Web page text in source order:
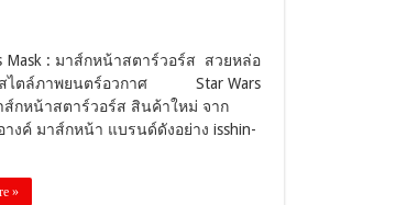
Mask : มาส์กหน้าสตาร์วอร์ส สวยหล่อ
สไตล์ภาพยนตร์อวกาศ Star Wars
ส์กหน้าสตาร์วอร์ส สินค้าใหม่ จาก
างค์ มาส์กหน้า แบรนด์ดังอย่าง isshin-
»